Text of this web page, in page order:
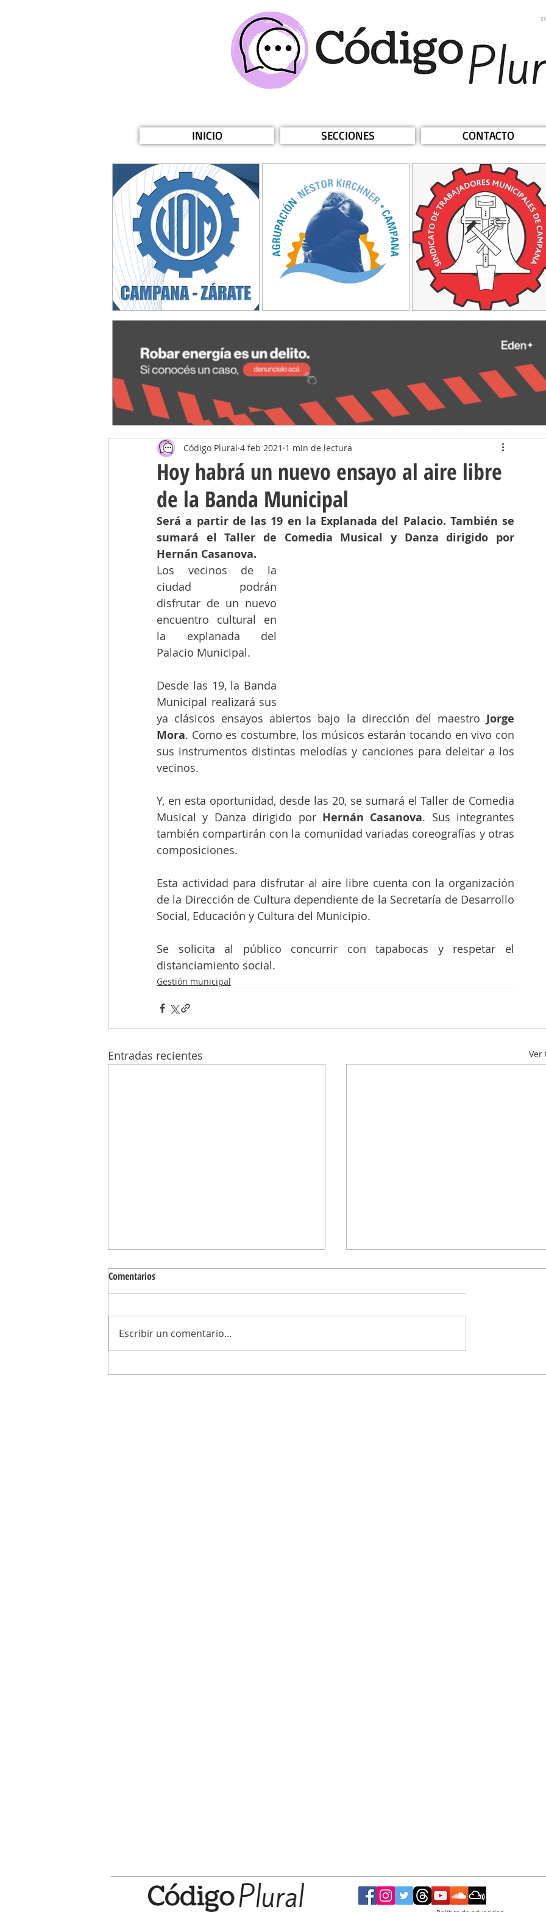
INICIO SECCIONES CONTACTO
Hoy habrá un nuevo ensayo al aire libre
de la Banda Municipal
Código Plural 4 feb 2021 1 min de lectura
Será a partir de las 19 en la Explanada del Palacio. También se
sumará el Taller de Comedia Musical y Danza dirigido por
Hernán Casanova.
Los vecinos de la
ciudad podrán
disfrutar de un nuevo
encuentro cultural en
la explanada del
Palacio Municipal.
Desde las 19, la Banda
Municipal realizará sus
ya clásicos ensayos abiertos bajo la dirección del maestro Jorge
Mora. Como es costumbre, los músicos estarán tocando en vivo con
sus instrumentos distintas melodías y canciones para deleitar a los
vecinos.
Y, en esta oportunidad, desde las 20, se sumará el Taller de Comedia
Musical y Danza dirigido por Hernán Casanova. Sus integrantes
también compartirán con la comunidad variadas coreografías y otras
composiciones.
Esta actividad para disfrutar al aire libre cuenta con la organización
de la Dirección de Cultura dependiente de la Secretaría de Desarrollo
Social, Educación y Cultura del Municipio.
Se solicita al público concurrir con tapabocas y respetar el
distanciamiento social.
Gestión municipal
Entradas recientes Ver
Comentarios
Escribir un comentario...